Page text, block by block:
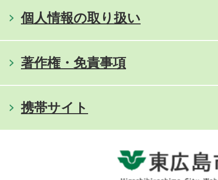
個人情報の取り扱い
著作権・免責事項
携帯サイト